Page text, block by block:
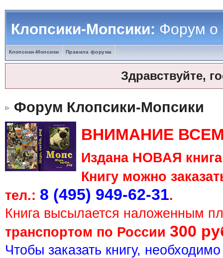
Клопсики-Мопсики:Форум о
Клопсики-Мопсики Правила форума
Здравствуйте,
Форум Клопсики-Мопсики
ВНИМАНИЕ
Издана НОВАЯ
Книгу можно
тел.: 8 (495) 949-62-31.
Книга высылается наложенным
транспортом по России 300
Чтобы заказать книгу,